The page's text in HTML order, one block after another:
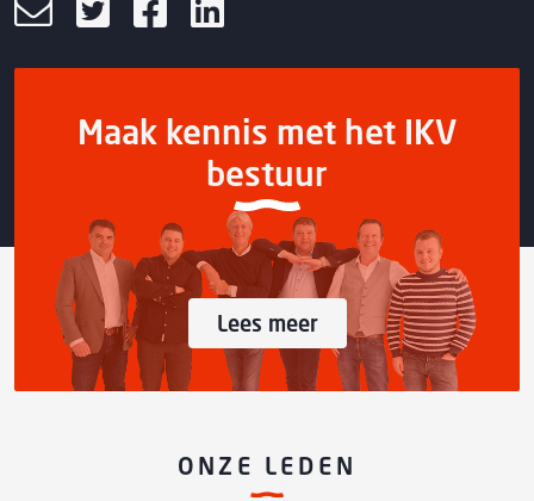
Maak kennis met het IKV
bestuur
Lees meer
ONZE LEDEN